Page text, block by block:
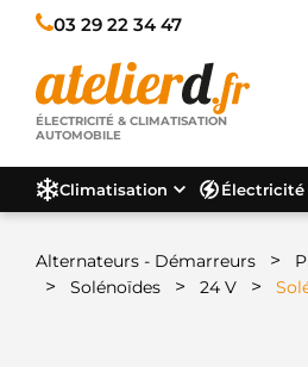
03 29 22 34 47
ÉLECTRICITÉ & CLIMATISATION
AUTOMOBILE
Climatisation Électricité
Alternateurs - Démarreurs >
> Solénoïdes > 24 V >